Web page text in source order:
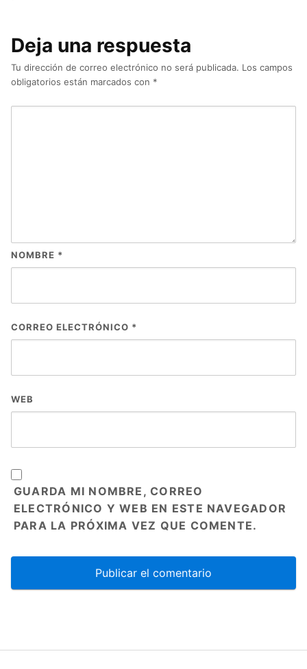
Deja una respuesta
Tu dirección de correo electrónico no será publicada. Los campos
obligatorios están marcados con *
NOMBRE *
CORREO ELECTRÓNICO *
WEB
GUARDA MI NOMBRE, CORREO
ELECTRÓNICO Y WEB EN ESTE NAVEGADOR
PARA LA PRÓXIMA VEZ QUE COMENTE.